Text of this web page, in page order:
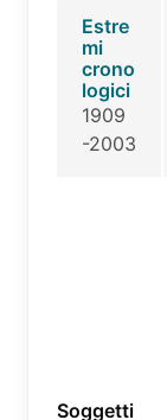
Estre
mi
crono
logici
1909
-2003
Soggetti